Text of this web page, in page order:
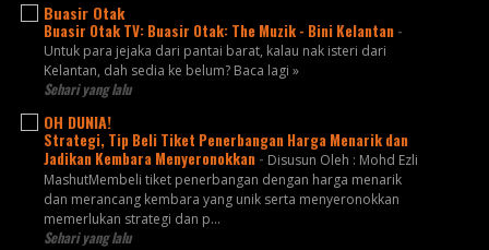
Buasir Otak
Buasir Otak TV: Buasir Otak: The Muzik - Bini Kelantan -
Untuk para jejaka dari pantai barat, kalau nak isteri dari
Kelantan, dah sedia ke belum? Baca lagi »
Sehari yang lalu
OH DUNIA!
Strategi, Tip Beli Tiket Penerbangan Harga Menarik dan
Jadikan Kembara Menyeronokkan - Disusun Oleh : Mohd Ezli
MashutMembeli tiket penerbangan dengan harga menarik
dan merancang kembara yang unik serta menyeronokkan
memerlukan strategi dan p...
Sehari yang lalu